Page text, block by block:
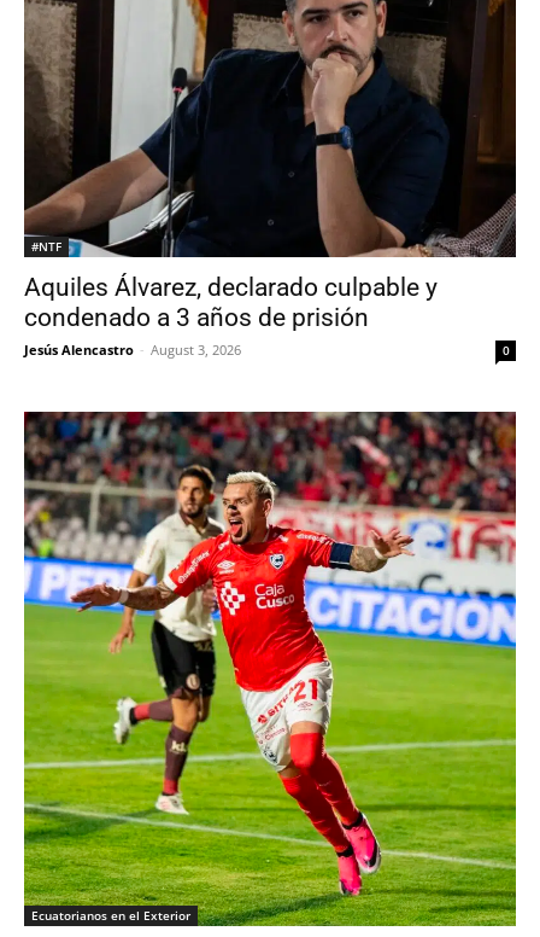
#NTF
Aquiles Álvarez, declarado culpable y
condenado a 3 años de prisión
Jesús Alencastro - August 3, 2026 0
Ecuatorianos en el Exterior